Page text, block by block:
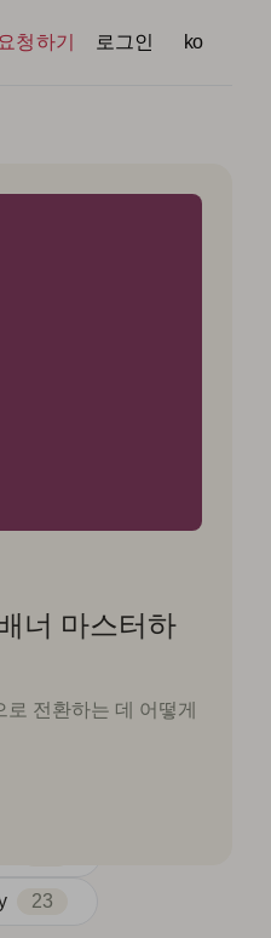
청하기 로그인 언어
ko
23
너 마스터하
전환하는 데 어떻게